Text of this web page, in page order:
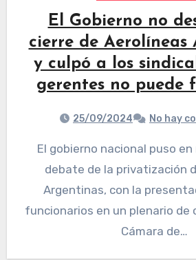
El Gobierno no
cierre de Aerolíneas
y culpó a los
gerentes no puede
25/09/2024 No hay
El gobierno nacional puso en marcha hoy el
debate de la privatización
Argentinas, con la
funcionarios en un plenario de
Cámara de…